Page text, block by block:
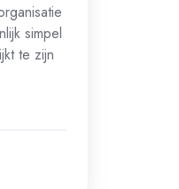
simpel
te zijn